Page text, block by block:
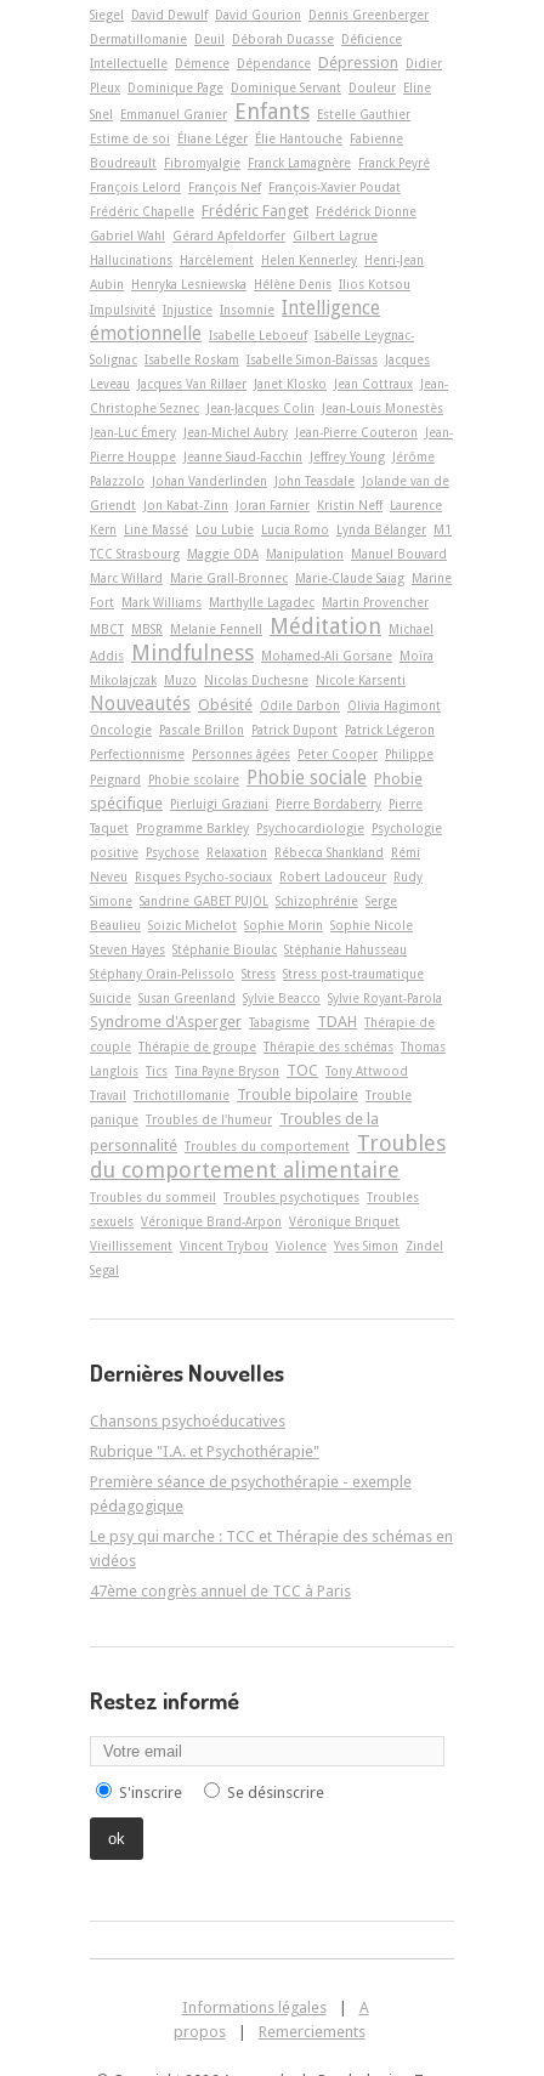
Siegel
David Dewulf David Gourion
Dennis Greenberger
Dermatillomanie
Deuil Déborah Ducasse
Déficience
Intellectuelle
Démence Dépendance Dépression
Didier
Pleux
Dominique Page Dominique Servant Douleur
Eline
Snel
Emmanuel Granier Enfants
Estelle Gauthier
Estime de soi
Éliane Léger Élie Hantouche
Fabienne
Boudreault
Fibromyalgie Franck Lamagnère
Franck Peyré
François Lelord
François Nef
François-Xavier Poudat
Frédéric Chapelle Frédéric Fanget
Frédérick Dionne
Gabriel Wahl
Gérard Apfeldorfer Gilbert Lagrue
Hallucinations
Harcèlement Helen Kennerley
Henri-Jean
Aubin
Henryka Lesniewska Hélène Denis Ilios Kotsou
Impulsivité Injustice Insomnie Intelligence
émotionnelle Isabelle Leboeuf Isabelle Leygnac-
Solignac Isabelle Roskam Isabelle Simon-Baïssas
Jacques
Leveau
Jacques Van Rillaer Janet Klosko Jean Cottraux
Jean-
Christophe Seznec
Jean-Jacques Colin
Jean-Louis Monestès
Jean-Luc Émery
Jean-Michel Aubry Jean-Pierre Couteron
Jean-
Pierre Houppe
Jeanne Siaud-Facchin Jeffrey Young
Jérôme
Palazzolo
Johan Vanderlinden John Teasdale
Jolande van de
Griendt
Jon Kabat-Zinn Joran Farnier Kristin Neff
Laurence
Kern
Line Massé Lou Lubie Lucia Romo Lynda Bélanger
M1
TCC Strasbourg
Maggie ODA Manipulation
Manuel Bouvard
Marc Willard
Marie Grall-Bronnec Marie-Claude Saiag
Marine
Fort
Mark Williams Marthylle Lagadec
Martin Provencher
MBCT
MBSR Melanie Fennell Méditation
Michael
Addis
Mindfulness Mohamed-Ali Gorsane
Moïra
Mikolajczak
Muzo Nicolas Duchesne Nicole Karsenti
Nouveautés Obésité Odile Darbon
Olivia Hagimont
Oncologie
Pascale Brillon Patrick Dupont
Patrick Légeron
Perfectionnisme
Personnes âgées Peter Cooper
Philippe
Peignard
Phobie scolaire Phobie sociale Phobie
spécifique
Pierluigi Graziani Pierre Bordaberry
Pierre
Taquet
Programme Barkley Psychocardiologie
Psychologie
positive
Psychose Relaxation Rébecca Shankland
Rémi
Neveu
Risques Psycho-sociaux Robert Ladouceur
Rudy
Simone Sandrine GABET PUJOL Schizophrénie Serge
Beaulieu Soizic Michelot Sophie Morin Sophie Nicole
Steven Hayes Stéphanie Bioulac Stéphanie Hahusseau
Stéphany Orain-Pelissolo Stress Stress post-traumatique
Suicide Susan Greenland Sylvie Beacco Sylvie Royant-Parola
Syndrome d'Asperger Tabagisme TDAH Thérapie de
couple Thérapie de groupe Thérapie des schémas Thomas
Langlois Tics Tina Payne Bryson TOC Tony Attwood
Travail
Trichotillomanie Trouble bipolaire Trouble
panique Troubles de l'humeur Troubles de la
personnalité Troubles du comportement Troubles
du comportement alimentaire
Troubles du sommeil Troubles psychotiques Troubles
sexuels Véronique Brand-Arpon Véronique Briquet
Vieillissement Vincent Trybou Violence Yves Simon
Zindel
Segal
Dernières Nouvelles
Chansons psychoéducatives
Rubrique "I.A. et Psychothérapie"
Première séance de psychothérapie - exemple
pédagogique
Le psy qui marche : TCC et Thérapie des schémas en
vidéos
47ème congrès annuel de TCC à Paris
Restez informé
S'inscrire Se désinscrire
Informations légales
A
propos
Remerciements